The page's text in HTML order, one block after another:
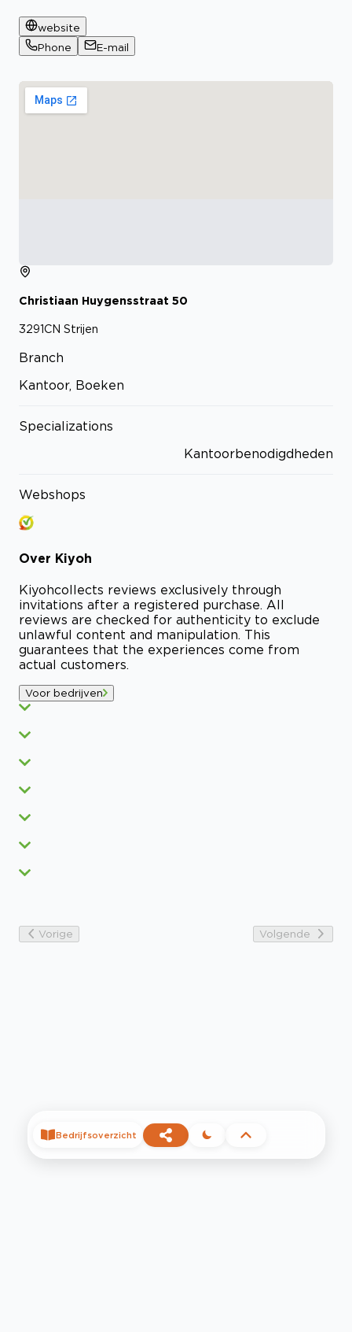
website
Phone
E-mail
Christiaan Huygensstraat 50
3291CN Strijen
Branch
Kantoor, Boeken
Specializations
Kantoorbenodigdheden
Webshops
Over Kiyoh
Kiyohcollects reviews exclusively through
invitations after a registered purchase. All
reviews are checked for authenticity to exclude
unlawful content and manipulation. This
guarantees that the experiences come from
actual customers.
Voor bedrijven
Vorige Volgende
Bedrijfsoverzicht